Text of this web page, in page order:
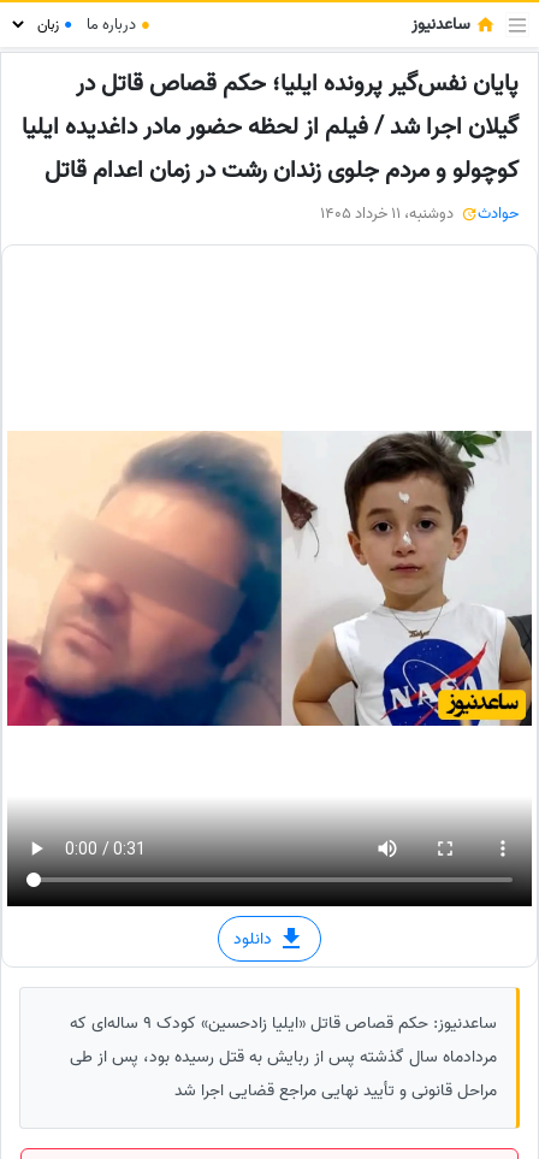
ساعدنیوز ● درباره ما ●
پایان نفس‌گیر پرونده ایلیا؛ حکم قصاص قاتل در
گیلان اجرا شد / فیلم از لحظه حضور مادر داغدیده ایلیا
کوچولو و مردم جلوی زندان رشت در زمان اعدام قاتل
حوادث دوشنبه، 11 خرداد 1405
دانلود
ساعدنیوز: حکم قصاص قاتل «ایلیا زادحسین» کودک 9 ساله‌ای که
مردادماه سال گذشته پس از ربایش به قتل رسیده بود، پس از طی
مراحل قانونی و تأیید نهایی مراجع قضایی اجرا شد